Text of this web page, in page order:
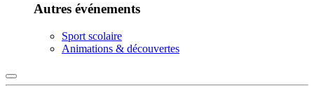
Autres événements
Sport scolaire
Animations & découvertes